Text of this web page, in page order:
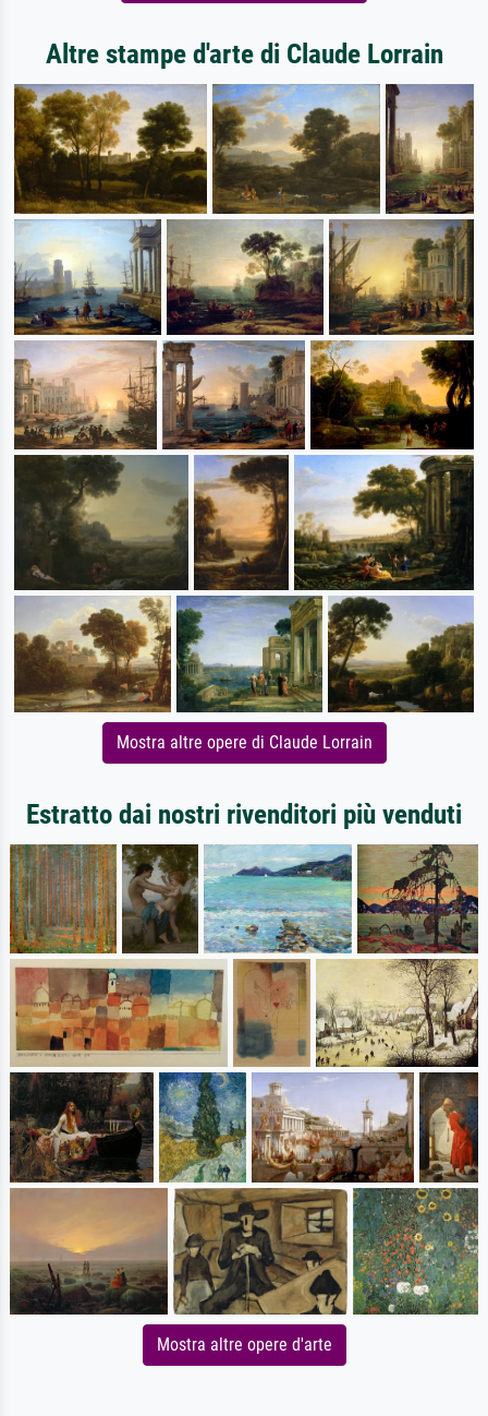
Altre stampe d'arte di Claude Lorrain
Mostra altre opere di Claude Lorrain
Estratto dai nostri rivenditori più venduti
Mostra altre opere d'arte